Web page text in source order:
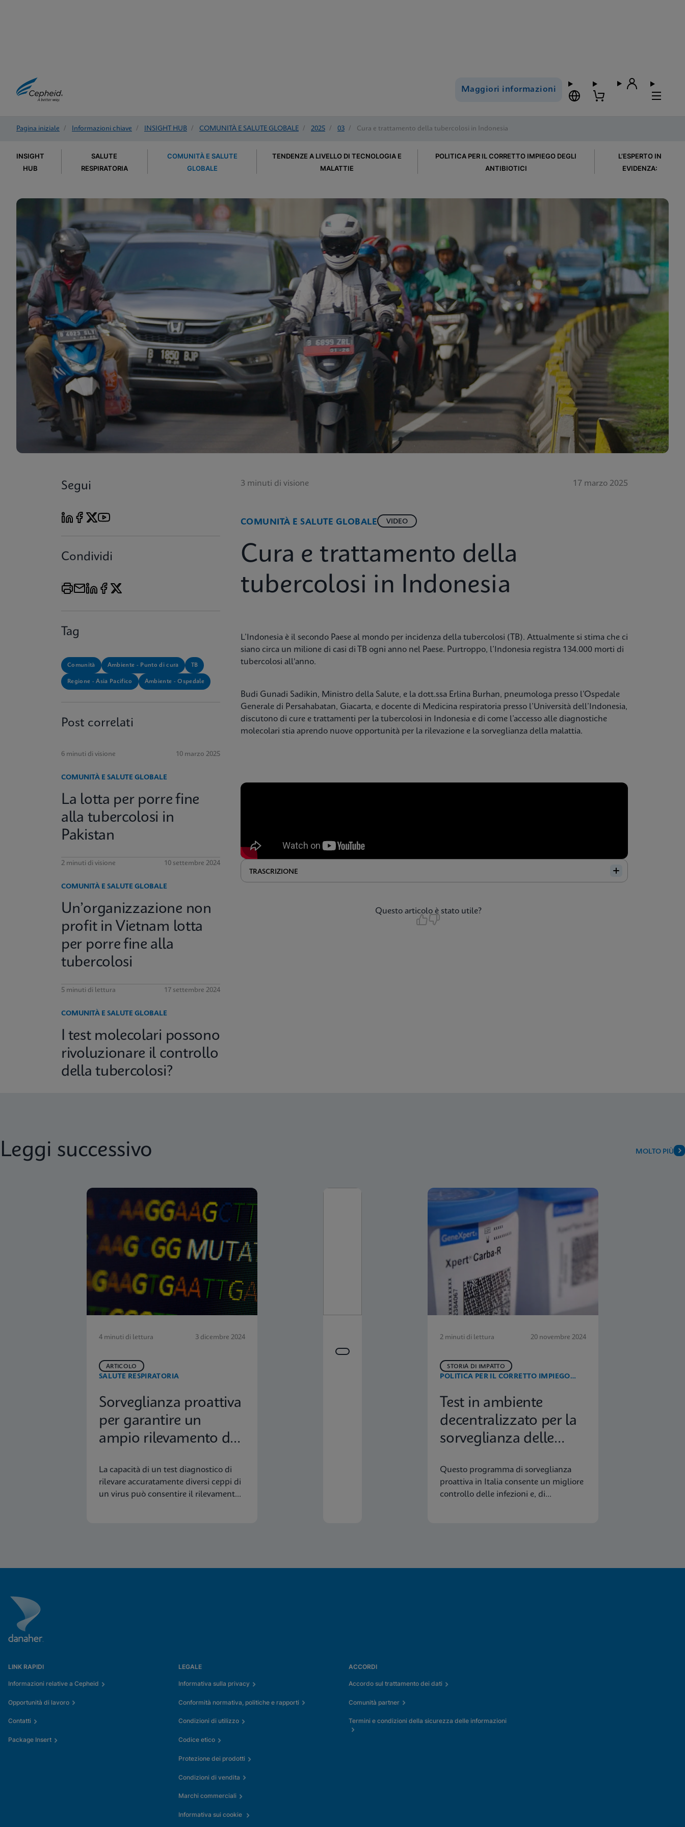
Maggiori informazioni
Pagina iniziale / Informazioni chiave / INSIGHT HUB / COMUNITÀ E SALUTE GLOBALE / 2025 / 03 / Cura e trattamento della tubercolosi in Indonesia
INSIGHT
HUB
SALUTE
RESPIRATORIA
COMUNITÀ E SALUTE
GLOBALE
TENDENZE A LIVELLO DI TECNOLOGIA E
MALATTIE
POLITICA PER IL CORRETTO IMPIEGO DEGLI
ANTIBIOTICI
L’ESPERTO IN
EVIDENZA:
Segui
Condividi
Tag
Comunità Ambiente - Punto di cura TB
Regione - Asia Pacifico Ambiente - Ospedale
Post correlati
6 minuti di visione 10 marzo 2025
COMUNITÀ E SALUTE GLOBALE
La lotta per porre fine
alla tubercolosi in
Pakistan
2 minuti di visione 10 settembre 2024
COMUNITÀ E SALUTE GLOBALE
Un’organizzazione non
profit in Vietnam lotta
per porre fine alla
tubercolosi
5 minuti di lettura 17 settembre 2024
COMUNITÀ E SALUTE GLOBALE
I test molecolari possono
rivoluzionare il controllo
della tubercolosi?
3 minuti di visione 17 marzo 2025
COMUNITÀ E SALUTE GLOBALE VIDEO
Cura e trattamento della
tubercolosi in Indonesia
L’Indonesia è il secondo Paese al mondo per incidenza della tubercolosi (TB). Attualmente si stima che ci
siano circa un milione di casi di TB ogni anno nel Paese. Purtroppo, l’Indonesia registra 134.000 morti di
tubercolosi all'anno.
Budi Gunadi Sadikin, Ministro della Salute, e la dott.ssa Erlina Burhan, pneumologa presso l’Ospedale
Generale di Persahabatan, Giacarta, e docente di Medicina respiratoria presso l’Università dell’Indonesia,
discutono di cure e trattamenti per la tubercolosi in Indonesia e di come l’accesso alle diagnostiche
molecolari stia aprendo nuove opportunità per la rilevazione e la sorveglianza della malattia.
TRASCRIZIONE
Questo articolo è stato utile?
Leggi successivo MOLTO PIÙ
4 minuti di lettura 3 dicembre 2024
SALUTE RESPIRATORIA
ARTICOLO
Sorveglianza proattiva
per garantire un
ampio rilevamento dei
La capacità di un test diagnostico di
rilevare accuratamente diversi ceppi di
un virus può consentire il rilevamento
2 minuti di lettura 20 novembre 2024
POLITICA PER IL CORRETTO IMPIEGO
STORIA DI IMPATTO
Test in ambiente
decentralizzato per la
sorveglianza delle
Questo programma di sorveglianza
proattiva in Italia consente un migliore
controllo delle infezioni e, di
LINK RAPIDI
Informazioni relative a Cepheid
Opportunità di lavoro
Contatti
Package Insert
LEGALE
Informativa sulla privacy
Conformità normativa, politiche e rapporti
Condizioni di utilizzo
Codice etico
Protezione dei prodotti
Condizioni di vendita
Marchi commerciali
Informativa sui cookie
ACCORDI
Accordo sul trattamento dei dati
Comunità partner
Termini e condizioni della sicurezza delle informazioni